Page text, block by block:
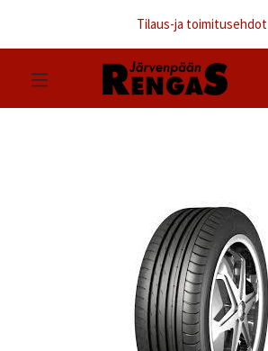
Tilaus-ja toimitusehdot